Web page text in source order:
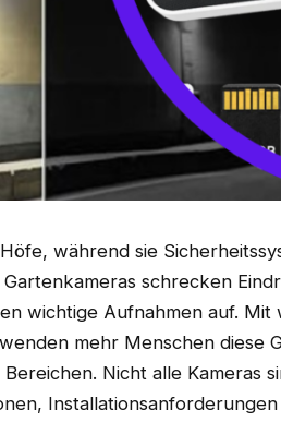
während sie
schrecken
wichtige Aufnahmen auf. Mit
mehr Menschen diese
Nicht alle Kameras